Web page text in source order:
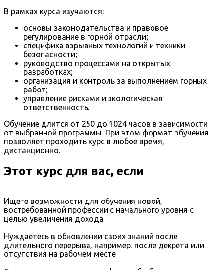
В рамках курса изучаются:
основы законодательства и правовое
регулирование в горной отрасли;
специфика взрывных технологий и техники
безопасности;
руководство процессами на открытых
разработках;
организация и контроль за выполнением горных
работ;
управление рисками и экологическая
ответственность.
Обучение длится от 250 до 1024 часов в зависимости
от выбранной программы. При этом формат обучения
позволяет проходить курс в любое время,
дистанционно.
Этот курс для вас, если
Ищете возможности для обучения новой,
востребованной профессии с начального уровня с
целью увеличения дохода
Нуждаетесь в обновлении своих знаний после
длительного перерыва, например, после декрета или
отсутствия на рабочем месте